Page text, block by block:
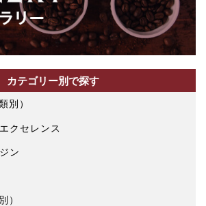
カテゴリー別で探す
別）
クセレンス
ン
）